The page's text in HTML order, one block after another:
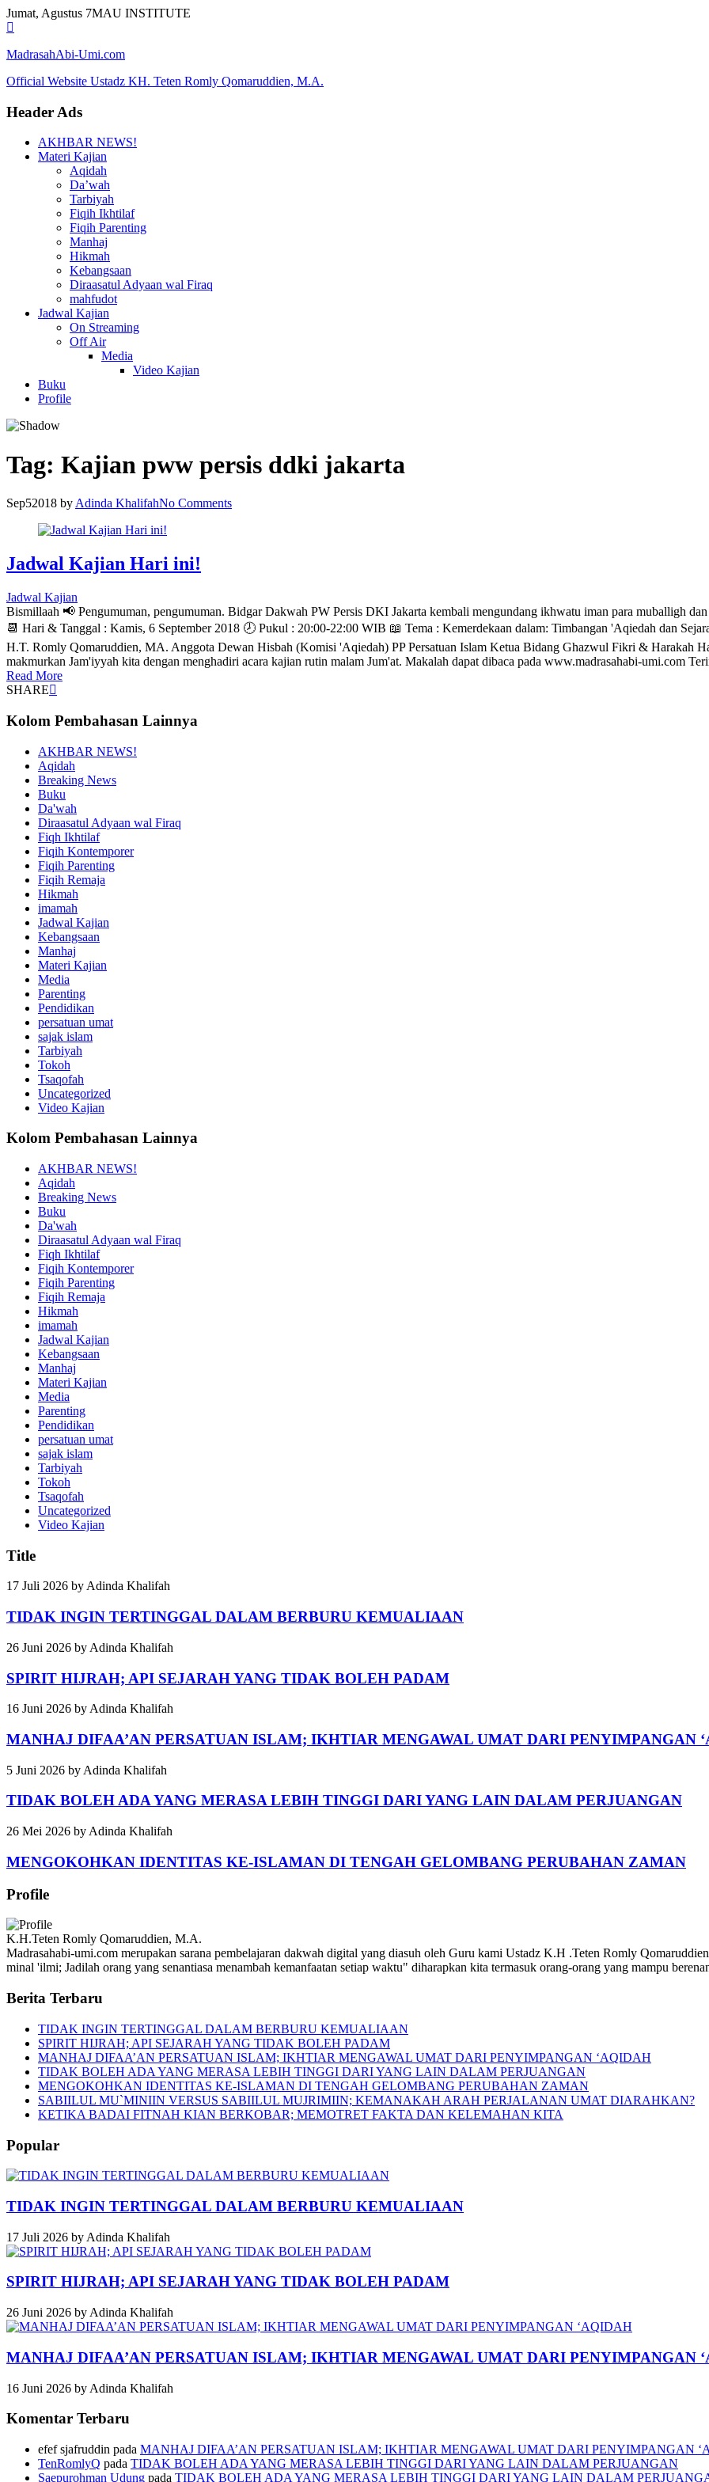
Skip
to
Jumat, Agustus 7MAU INSTITUTE
MadrasahAbi-Umi.com
Official Website Ustadz KH. Teten Romly Qomaruddien, M.A.
Header Ads
AKHBAR NEWS!
Materi Kajian
Aqidah
Da’wah
Tarbiyah
Fiqih Ikhtilaf
Fiqih Parenting
Manhaj
Hikmah
Kebangsaan
Diraasatul Adyaan wal Firaq
mahfudot
Jadwal Kajian
On Streaming
Off Air
Media
Video Kajian
Buku
Profile
Tag: Kajian pww persis ddki jakarta
Sep52018 by Adinda KhalifahNo Comments
Jadwal Kajian Hari ini!
Jadwal Kajian
Bismillaah 📢 Pengumuman, pengumuman. Bidgar Dakwah PW Persis DKI Jakarta kembali mengundang ikhwatu iman para muballigh
📆 Hari & Tanggal : Kamis, 6 September 2018 🕗 Pukul : 20:00-22:00 WIB 📖 Tema : Kemerdekaan dalam: Timbangan 'Aqiedah dan
H.T. Romly Qomaruddien, MA. Anggota Dewan Hisbah (Komisi 'Aqiedah) PP Persatuan Islam Ketua Bidang Ghazwul Fikri & Harakah
makmurkan Jam'iyyah kita dengan menghadiri acara kajian rutin malam Jum'at. Makalah dapat dibaca pada www.madrasahabi-umi.com
Read More
SHARE
Kolom Pembahasan Lainnya
AKHBAR NEWS!
Aqidah
Breaking News
Buku
Da'wah
Diraasatul Adyaan wal Firaq
Fiqh Ikhtilaf
Fiqih Kontemporer
Fiqih Parenting
Fiqih Remaja
Hikmah
imamah
Jadwal Kajian
Kebangsaan
Manhaj
Materi Kajian
Media
Parenting
Pendidikan
persatuan umat
sajak islam
Tarbiyah
Tokoh
Tsaqofah
Uncategorized
Video Kajian
Kolom Pembahasan Lainnya
AKHBAR NEWS!
Aqidah
Breaking News
Buku
Da'wah
Diraasatul Adyaan wal Firaq
Fiqh Ikhtilaf
Fiqih Kontemporer
Fiqih Parenting
Fiqih Remaja
Hikmah
imamah
Jadwal Kajian
Kebangsaan
Manhaj
Materi Kajian
Media
Parenting
Pendidikan
persatuan umat
sajak islam
Tarbiyah
Tokoh
Tsaqofah
Uncategorized
Video Kajian
Title
17 Juli 2026 byAdinda Khalifah
TIDAK INGIN TERTINGGAL DALAM BERBURU KEMUALIAAN
26 Juni 2026 by Adinda Khalifah
SPIRIT HIJRAH; API SEJARAH YANG TIDAK BOLEH PADAM
16 Juni 2026 by Adinda Khalifah
MANHAJ DIFAA’AN PERSATUAN ISLAM; IKHTIAR MENGAWAL UMAT DARI PENYIMPANGAN
5 Juni 2026 by Adinda Khalifah
TIDAK BOLEH ADA YANG MERASA LEBIH TINGGI DARI YANG LAIN DALAM PERJUANGAN
26 Mei 2026 by Adinda Khalifah
MENGOKOHKAN IDENTITAS KE-ISLAMAN DI TENGAH GELOMBANG PERUBAHAN ZAMAN
Profile
K.H.Teten Romly Qomaruddien, M.A.
Madrasahabi-umi.com merupakan sarana pembelajaran dakwah digital yang diasuh oleh Guru kami Ustadz K.H .Teten Romly
minal 'ilmi; Jadilah orang yang senantiasa menambah kemanfaatan setiap waktu" diharapkan kita termasuk orang-orang yang mampu
Berita Terbaru
TIDAK INGIN TERTINGGAL DALAM BERBURU KEMUALIAAN
SPIRIT HIJRAH; API SEJARAH YANG TIDAK BOLEH PADAM
MANHAJ DIFAA’AN PERSATUAN ISLAM; IKHTIAR MENGAWAL UMAT DARI PENYIMPANGAN ‘AQIDAH
TIDAK BOLEH ADA YANG MERASA LEBIH TINGGI DARI YANG LAIN DALAM PERJUANGAN
MENGOKOHKAN IDENTITAS KE-ISLAMAN DI TENGAH GELOMBANG PERUBAHAN ZAMAN
SABIILUL MU`MINIIN VERSUS SABIILUL MUJRIMIIN; KEMANAKAH ARAH PERJALANAN UMAT DIARAHKAN?
KETIKA BADAI FITNAH KIAN BERKOBAR; MEMOTRET FAKTA DAN KELEMAHAN KITA
Popular
TIDAK INGIN TERTINGGAL DALAM BERBURU KEMUALIAAN
17 Juli 2026 by Adinda Khalifah
SPIRIT HIJRAH; API SEJARAH YANG TIDAK BOLEH PADAM
26 Juni 2026 by Adinda Khalifah
MANHAJ DIFAA’AN PERSATUAN ISLAM; IKHTIAR MENGAWAL UMAT DARI PENYIMPANGAN
16 Juni 2026 by Adinda Khalifah
Komentar Terbaru
efef sjafruddin pada MANHAJ DIFAA’AN PERSATUAN ISLAM; IKHTIAR MENGAWAL UMAT DARI PENYIMPANGAN
TenRomlyQ pada TIDAK BOLEH ADA YANG MERASA LEBIH TINGGI DARI YANG LAIN DALAM PERJUANGAN
Saepurohman Udung pada TIDAK BOLEH ADA YANG MERASA LEBIH TINGGI DARI YANG LAIN DALAM